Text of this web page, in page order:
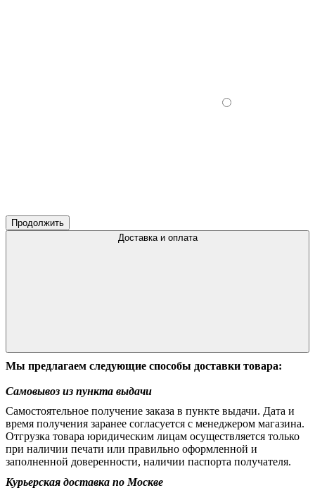
Продолжить
Доставка и оплата
Мы предлагаем следующие способы доставки товара:
Самовывоз из пункта выдачи
Самостоятельное получение заказа в пункте выдачи. Дата и
время получения заранее согласуется с менеджером магазина.
Отгрузка товара юридическим лицам осуществляется только
при наличии печати или правильно оформленной и
заполненной доверенности, наличии паспорта получателя.
Курьерская доставка по Москве